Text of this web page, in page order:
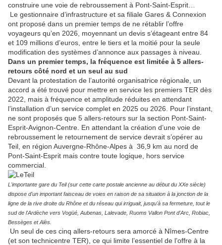
construire une voie de rebroussement à Pont-Saint-Esprit…
Le gestionnaire d’infrastructure et sa filiale Gares & Connexion
ont proposé dans un premier temps de ne rétablir l’offre
voyageurs qu’en 2026, moyennant un devis s’étageant entre 84
et 109 millions d’euros, entre le tiers et la moitié pour la seule
modification des systèmes d’annonce aux passages à niveau.
Dans un premier temps, la fréquence est limitée à 5 allers-
retours côté nord et un seul au sud
Devant la protestation de l’autorité organisatrice régionale, un
accord a été trouvé pour mettre en service les premiers TER dès
2022, mais à fréquence et amplitude réduites en attendant
l’installation d’un service complet en 2025 ou 2026. Pour l’instant,
ne sont proposés que 5 allers-retours sur la section Pont-Saint-
Esprit-Avignon-Centre. En attendant la création d’une voie de
rebroussement le retournement de service devrait s’opérer au
Teil, en région Auvergne-Rhône-Alpes à 36,9 km au nord de
Pont-Saint-Esprit mais contre toute logique, hors service
commercial.
L'importante gare du Teil (sur cette carte postale ancienne au début du XXe siècle)
dispose d'un important faisceau de voies en raison de sa situation à la jonction de la
ligne de la rive droite du Rhône et du réseau qui irriguait, jusqu'à sa fermeture, tout le
sud de l'Ardèche vers Vogüé, Aubenas, Lalevade, Ruoms Vallon Pont d'Arc, Robiac,
Bessèges et Alès.
Un seul de ces cinq allers-retours sera amorcé à Nîmes-Centre
(et son technicentre TER), ce qui limite l’essentiel de l’offre à la